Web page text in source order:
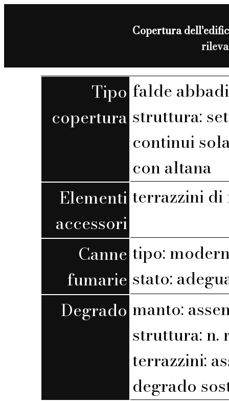
Copertura
Tipo
copertura
falde
struttura:
continui
con altana
Elementi
accessori
terrazzini
Canne
fumarie
tipo:
stato:
Degrado manto:
struttura: n.
terrazzini:
degrado